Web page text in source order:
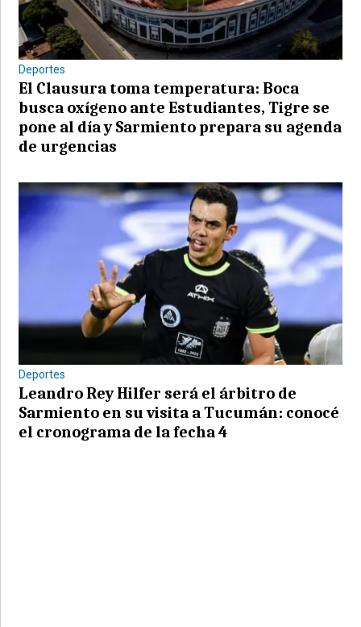
Deportes
El Clausura toma temperatura: Boca
busca oxígeno ante Estudiantes, Tigre se
pone al día y Sarmiento prepara su agenda
de urgencias
Deportes
Leandro Rey Hilfer será el árbitro de
Sarmiento en su visita a Tucumán: conocé
el cronograma de la fecha 4